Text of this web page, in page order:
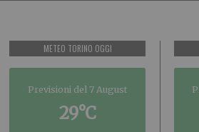
METEO TORINO OGGI
Previsioni del 7 August
29°C